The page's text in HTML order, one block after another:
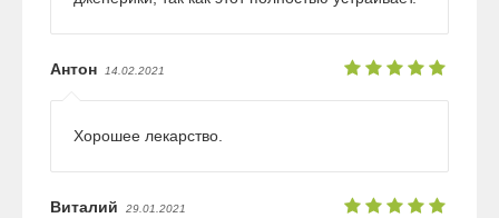
Антон 14.02.2021
Хорошее лекарство.
Виталий 29.01.2021